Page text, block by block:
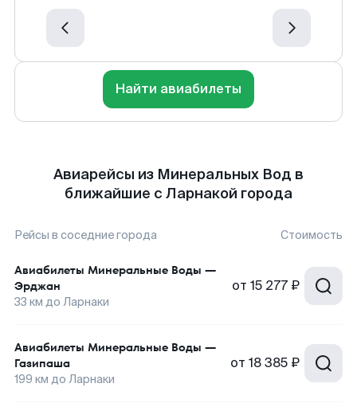
Найти авиабилеты
Авиарейсы из Минеральных Вод в
ближайшие с Ларнакой города
Рейсы в соседние города Стоимость
Авиабилеты Минеральные Воды —
Эрджан
33 км до Ларнаки
от 15 277 ₽
Авиабилеты Минеральные Воды —
Газипаша
199 км до Ларнаки
от 18 385 ₽